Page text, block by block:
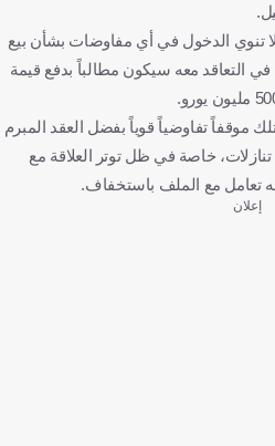
لا تنوي الدخول في أي مفاوضات بشأن بيع
التعاقد معه سيكون مطالباً بدفع قيمة
موقفاً تفاوضياً قوياً بفضل العقد المبرم
خاصة في ظل توتر العلاقة مع
أنه تعامل مع الملف باستخفاف.
إعلان